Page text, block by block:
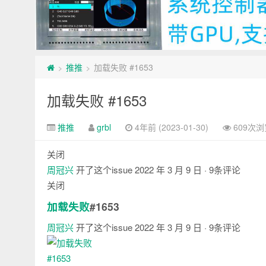
> 推推 > 加载失败 #1653
加载失败 #1653
推推 grbl 4年前 (2023-01-30) 609次浏
关闭
周冠兴开了这个issue2022 年 3 月 9 日 · 9条评论
关闭
加载失败#1653
周冠兴开了这个issue2022 年 3 月 9 日 · 9条评论
注